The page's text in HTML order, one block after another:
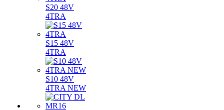
S20 48V
4TRA
S15 48V
4TRA
S10 48V
4TRA NEW